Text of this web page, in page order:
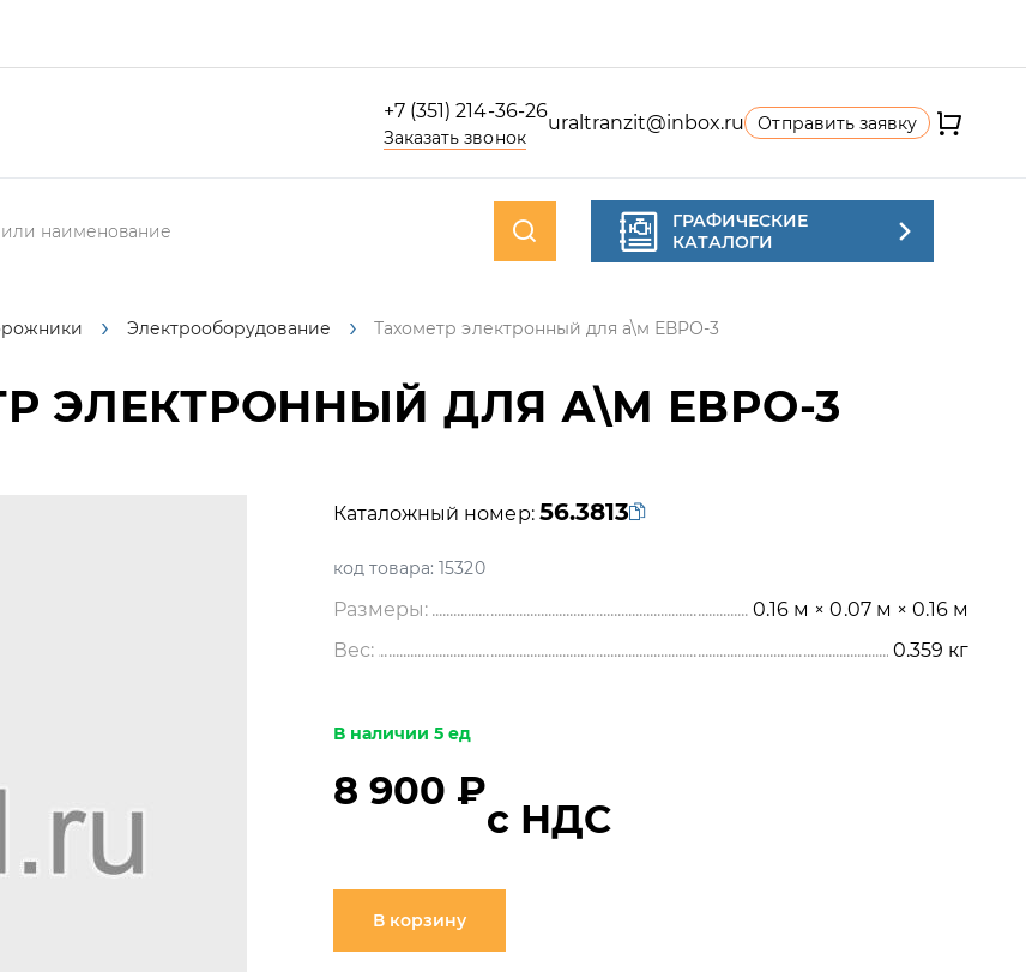
+7 (351) 214-36-26
Заказать звонок
uraltranzit@inbox.ru Отправить заявку
ГРАФИЧЕСКИЕ
КАТАЛОГИ
Электрооборудование Тахометр электронный для а\м ЕВРО-3
ЭЛЕКТРОННЫЙ ДЛЯ А\М ЕВРО-3
Каталожный номер: 56.3813
код товара: 15320
Размеры:
0.16 м × 0.07 м × 0.16 м
Вес:
0.359 кг
В наличии 5 ед
8 900 ₽
с НДС
В корзину